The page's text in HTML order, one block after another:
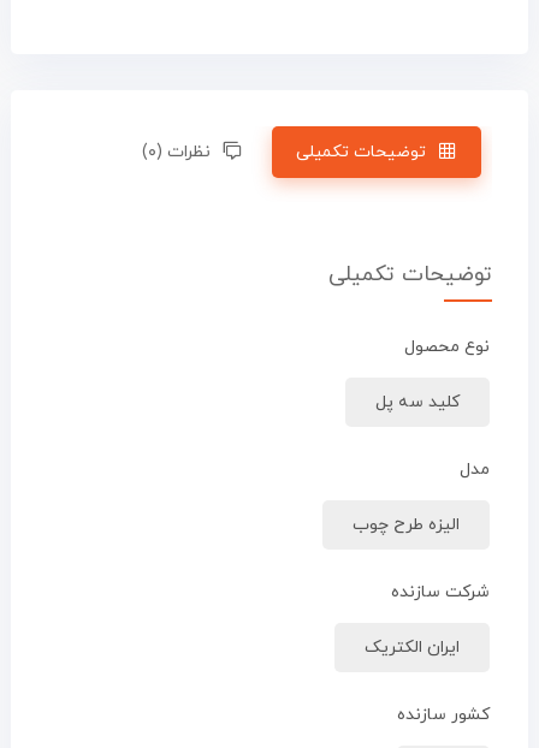
توضیحات تکمیلی نظرات (۰)
توضیحات تکمیلی
نوع محصول
کلید سه پل
مدل
الیزه طرح چوب
شرکت سازنده
ایران الکتریک
کشور سازنده